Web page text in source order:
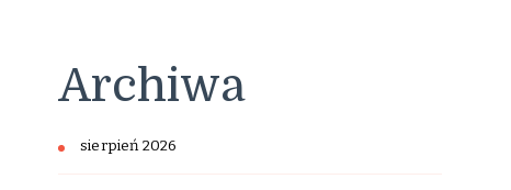
Archiwa
sierpień 2026